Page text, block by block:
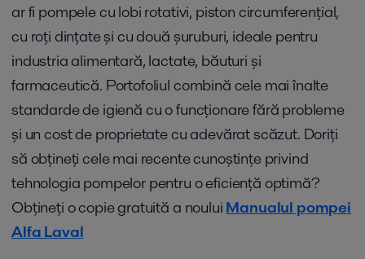
ar fi pompele cu lobi rotativi, piston circumferențial,
cu roți dințate și cu două șuruburi, ideale pentru
industria alimentară, lactate, băuturi și
farmaceutică. Portofoliul combină cele mai înalte
standarde de igienă cu o funcționare fără probleme
și un cost de proprietate cu adevărat scăzut. Doriți
să obțineți cele mai recente cunoștințe privind
tehnologia pompelor pentru o eficiență optimă?
Obțineți o copie gratuită a nouluiManualul pompei
Alfa Laval